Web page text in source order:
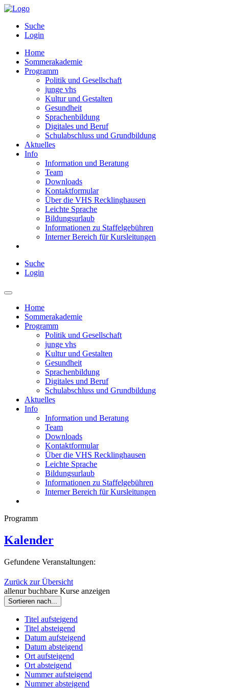
Suche
Login
Home
Sommerakademie
Programm
Politik und Gesellschaft
junge vhs
Kultur und Gestalten
Gesundheit
Sprachenbildung
Digitales und Beruf
Schulabschluss und Grundbildung
Aktuelles
Info
Information und Beratung
Team
Downloads
Kontaktformular
Über die VHS Recklinghausen
Leichte Sprache
Bildungsurlaub
Informationen zu Staffelgebühren
Interner Bereich für Kursleitungen
Suche
Login
Home
Sommerakademie
Programm
Politik und Gesellschaft
junge vhs
Kultur und Gestalten
Gesundheit
Sprachenbildung
Digitales und Beruf
Schulabschluss und Grundbildung
Aktuelles
Info
Information und Beratung
Team
Downloads
Kontaktformular
Über die VHS Recklinghausen
Leichte Sprache
Bildungsurlaub
Informationen zu Staffelgebühren
Interner Bereich für Kursleitungen
Programm
Kalender
Gefundene Veranstaltungen:
Zurück zur Übersicht
allenur buchbare Kurse anzeigen
Sortieren nach...
Titel aufsteigend
Titel absteigend
Datum aufsteigend
Datum absteigend
Ort aufsteigend
Ort absteigend
Nummer aufsteigend
Nummer absteigend